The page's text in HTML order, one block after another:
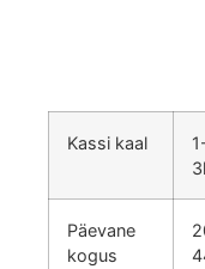
Kassi kaal
Päevane
kogus